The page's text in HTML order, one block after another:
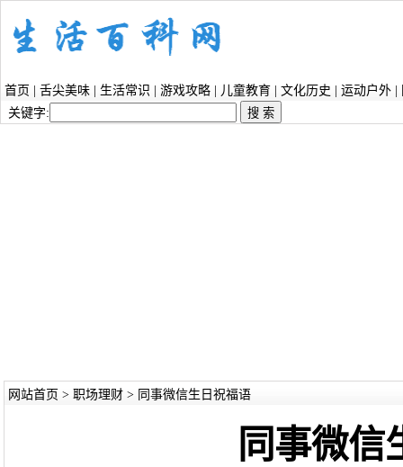
首页 舌尖美味 生活常识 游戏攻略 儿童教育 文化历史 运动户外
关键字:
网站首页 > 职场理财> 同事微信生日祝福语
同事微信